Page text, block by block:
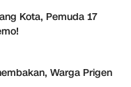
Kota, Pemuda 17
Warga Prigen